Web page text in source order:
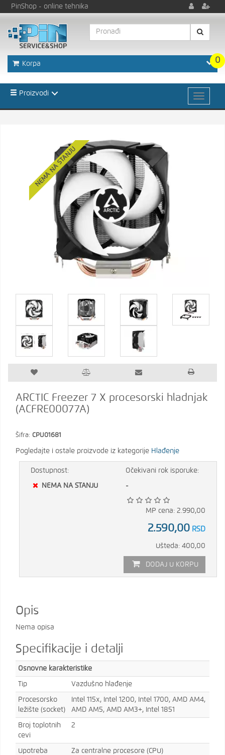
PinShop - online tehnika
0
Korpa
Proizvodi
NEMA NA STANJU
ARCTIC Freezer 7 X procesorski hladnjak
(ACFRE00077A)
Šifra: CPU01681
Pogledajte i ostale proizvode iz kategorije Hlađenje
Dostupnost:
NEMA NA STANJU
Očekivani rok isporuke:
-
MP cena: 2.990,00
2.590,00 RSD
Ušteda: 400,00
DODAJ U KORPU
Opis
Nema opisa
Specifikacije i detalji
Osnovne karakteristike
Tip Vazdušno hlađenje
Procesorsko
ležište (socket)
Intel 115x, Intel 1200, Intel 1700, AMD AM4,
AMD AM5, AMD AM3+, Intel 1851
Broj toplotnih
cevi
2
Upotreba Za centralne procesore (CPU)